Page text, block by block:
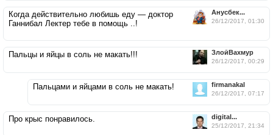
Анусбек...
26/12/2017, 01:30
Когда действительно любишь еду — доктор
Ганнибал Лектер тебе в помощь ..!
ЗлойВахмур
26/12/2017, 00:29
Пальцы и яйцы в соль не макать!!!
firmanakal
26/12/2017, 07:17
Пальцами и яйцами в соль не макать!
digital...
25/12/2017, 21:34
Про крыс понравилось.